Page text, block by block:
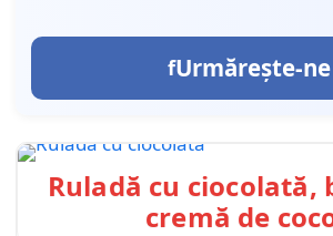
Urmărește-ne
Ruladă cu ciocolată,
cremă de